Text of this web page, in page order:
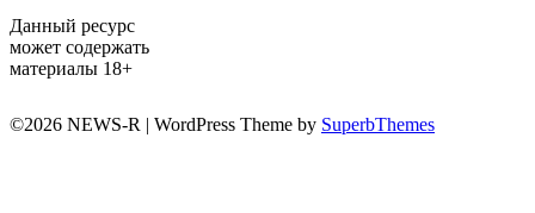
Данный ресурс
может содержать
материалы 18+
©2026 NEWS-R | WordPress Theme by SuperbThemes